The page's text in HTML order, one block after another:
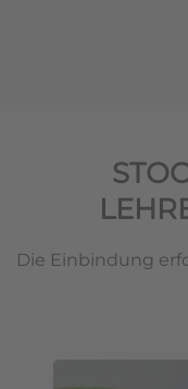
Die Einbindung